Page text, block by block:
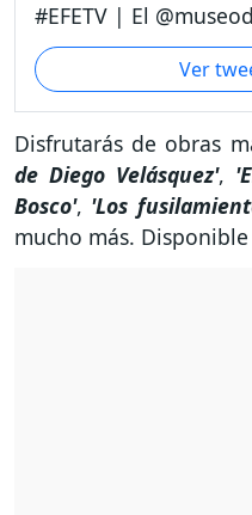
#EFETV | El
Ver
Disfrutarás de obras
de Diego Velásquez',
Bosco', 'Los
mucho más.